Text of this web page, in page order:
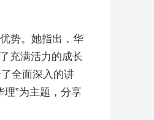
势。她指出，华
充满活力的成长
全面深入的讲
”为主题，分享